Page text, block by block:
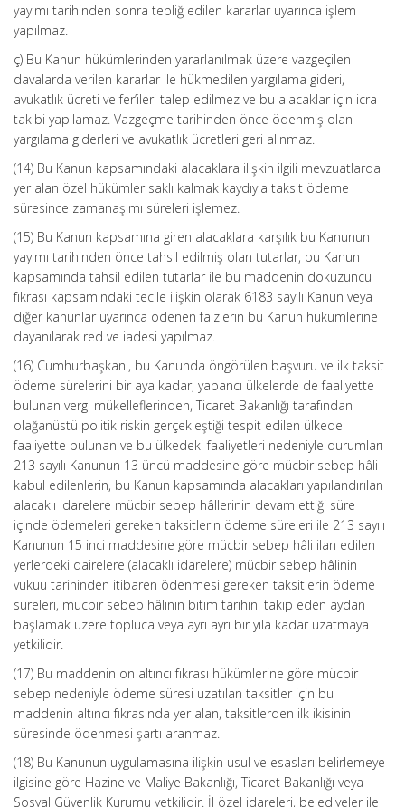
yayımı tarihinden sonra tebliğ edilen kararlar uyarınca işlem
yapılmaz.
ç) Bu Kanun hükümlerinden yararlanılmak üzere vazgeçilen
davalarda verilen kararlar ile hükmedilen yargılama gideri,
avukatlık ücreti ve fer’ileri talep edilmez ve bu alacaklar için icra
takibi yapılamaz. Vazgeçme tarihinden önce ödenmiş olan
yargılama giderleri ve avukatlık ücretleri geri alınmaz.
(14) Bu Kanun kapsamındaki alacaklara ilişkin ilgili mevzuatlarda
yer alan özel hükümler saklı kalmak kaydıyla taksit ödeme
süresince zamanaşımı süreleri işlemez.
(15) Bu Kanun kapsamına giren alacaklara karşılık bu Kanunun
yayımı tarihinden önce tahsil edilmiş olan tutarlar, bu Kanun
kapsamında tahsil edilen tutarlar ile bu maddenin dokuzuncu
fıkrası kapsamındaki tecile ilişkin olarak 6183 sayılı Kanun veya
diğer kanunlar uyarınca ödenen faizlerin bu Kanun hükümlerine
dayanılarak red ve iadesi yapılmaz.
(16) Cumhurbaşkanı, bu Kanunda öngörülen başvuru ve ilk taksit
ödeme sürelerini bir aya kadar, yabancı ülkelerde de faaliyette
bulunan vergi mükelleflerinden, Ticaret Bakanlığı tarafından
olağanüstü politik riskin gerçekleştiği tespit edilen ülkede
faaliyette bulunan ve bu ülkedeki faaliyetleri nedeniyle durumları
213 sayılı Kanunun 13 üncü maddesine göre mücbir sebep hâli
kabul edilenlerin, bu Kanun kapsamında alacakları yapılandırılan
alacaklı idarelere mücbir sebep hâllerinin devam ettiği süre
içinde ödemeleri gereken taksitlerin ödeme süreleri ile 213 sayılı
Kanunun 15 inci maddesine göre mücbir sebep hâli ilan edilen
yerlerdeki dairelere (alacaklı idarelere) mücbir sebep hâlinin
vukuu tarihinden itibaren ödenmesi gereken taksitlerin ödeme
süreleri, mücbir sebep hâlinin bitim tarihini takip eden aydan
başlamak üzere topluca veya ayrı ayrı bir yıla kadar uzatmaya
yetkilidir.
(17) Bu maddenin on altıncı fıkrası hükümlerine göre mücbir
sebep nedeniyle ödeme süresi uzatılan taksitler için bu
maddenin altıncı fıkrasında yer alan, taksitlerden ilk ikisinin
süresinde ödenmesi şartı aranmaz.
(18) Bu Kanunun uygulamasına ilişkin usul ve esasları belirlemeye
ilgisine göre Hazine ve Maliye Bakanlığı, Ticaret Bakanlığı veya
Sosyal Güvenlik Kurumu yetkilidir. İl özel idareleri, belediyeler ile